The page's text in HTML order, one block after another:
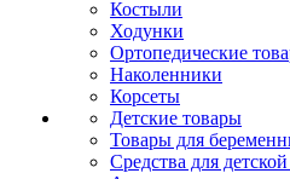
Костыли
Ходунки
Ортопедические
Наколенники
Корсеты
Детские товары
Товары для
Средства для